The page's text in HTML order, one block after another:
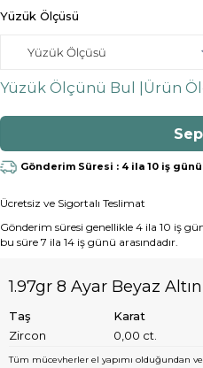
Yüzük Ölçüsü
Yüzük Ölçünü Bul | Ürün
Gönderim Süresi : 4 ila 10 iş günü
Ücretsiz ve Sigortalı Teslimat
Gönderim süresi genellikle 4 ila 10 iş
bu süre 7 ila 14 iş günü arasındadır.
1.97gr 8 Ayar Beyaz Altın
Taş Karat
Zircon
0,00 ct.
Tüm mücevherler el yapımı olduğundan